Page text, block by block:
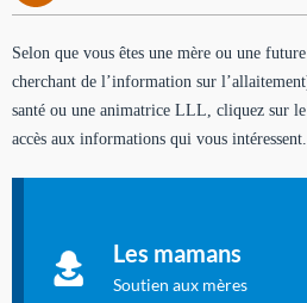
Selon que vous êtes une mère ou une
cherchant de l’information sur
santé ou une animatrice LLL, cliquez sur
accès aux informations qui vous intéressent.
Les mamans
Soutien aux mères
à allaiter et vous informer : toutes
concernent l'allaitement.